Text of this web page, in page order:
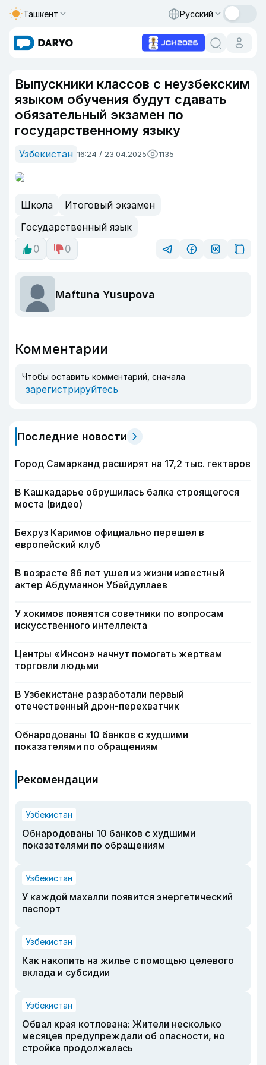
Ташкент Русский
Выпускники классов с неузбекским
языком обучения будут сдавать
обязательный экзамен по
государственному языку
Узбекистан 16:24 / 23.04.2025 1135
Школа
Итоговый экзамен
Государственный язык
0
0
Maftuna Yusupova
Комментарии
Чтобы оставить комментарий, сначала
зарегистрируйтесь
Последние новости
Город Самарканд расширят на 17,2 тыс. гектаров
В Кашкадарье обрушилась балка строящегося
моста (видео)
Бехруз Каримов официально перешел в
европейский клуб
В возрасте 86 лет ушел из жизни известный
актер Абдуманнон Убайдуллаев
У хокимов появятся советники по вопросам
искусственного интеллекта
Центры «Инсон» начнут помогать жертвам
торговли людьми
В Узбекистане разработали первый
отечественный дрон-перехватчик
Обнародованы 10 банков с худшими
показателями по обращениям
Рекомендации
Узбекистан
Обнародованы 10 банков с худшими
показателями по обращениям
Узбекистан
У каждой махалли появится энергетический
паспорт
Узбекистан
Как накопить на жилье с помощью целевого
вклада и субсидии
Узбекистан
Обвал края котлована: Жители несколько
месяцев предупреждали об опасности, но
стройка продолжалась